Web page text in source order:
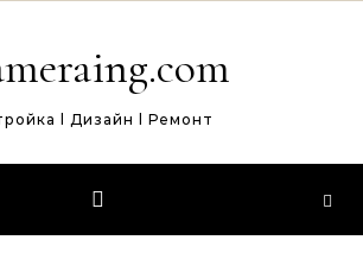
l Дизайн l Ремонт